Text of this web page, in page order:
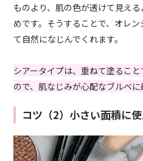
ものより、肌の色が透けて見え
めです。そうすることで、オレ
て自然になじんでくれます。
シアータイプは、重ねて塗るこ
ので、肌なじみが心配なブルベに
コツ（2）小さい面積に